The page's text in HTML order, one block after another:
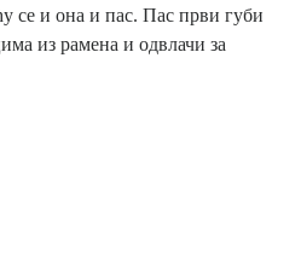
се и она и пас. Пас први губи
из рамена и одвлачи за